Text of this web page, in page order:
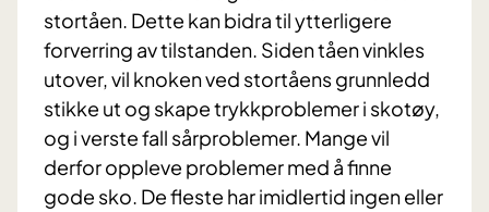
stortåen. Dette kan bidra til ytterligere
forverring av tilstanden. Siden tåen vinkles
utover, vil knoken ved stortåens grunnledd
stikke ut og skape trykkproblemer i skotøy,
og i verste fall sårproblemer. Mange vil
derfor oppleve problemer med å finne
gode sko. De fleste har imidlertid ingen eller